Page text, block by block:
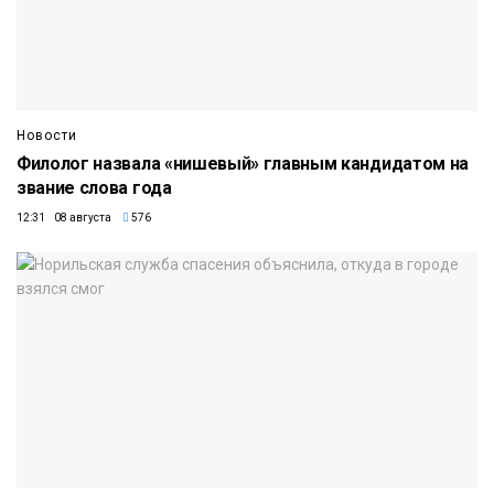
Новости
Филолог назвала «нишевый» главным кандидатом на
звание слова года
12:31 08 августа 576